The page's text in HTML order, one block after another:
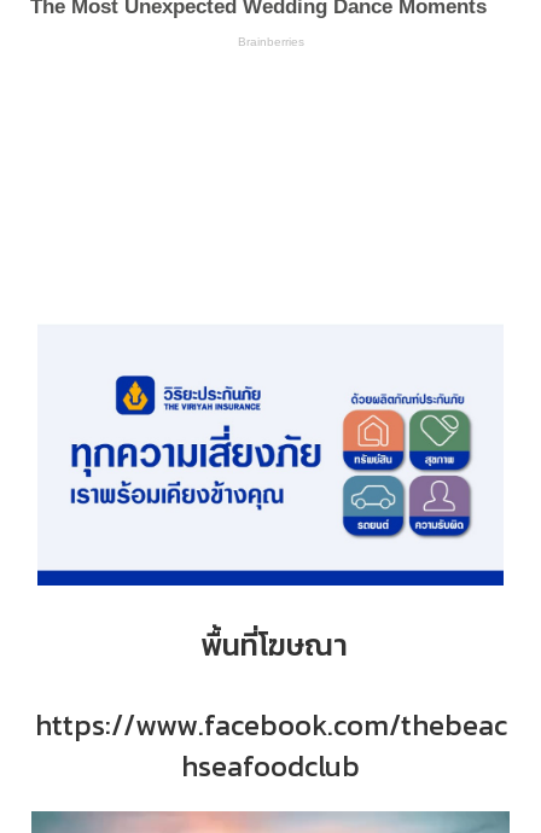
พื้นที่โฆษณา
https://www.facebook.com/thebeac
hseafoodclub